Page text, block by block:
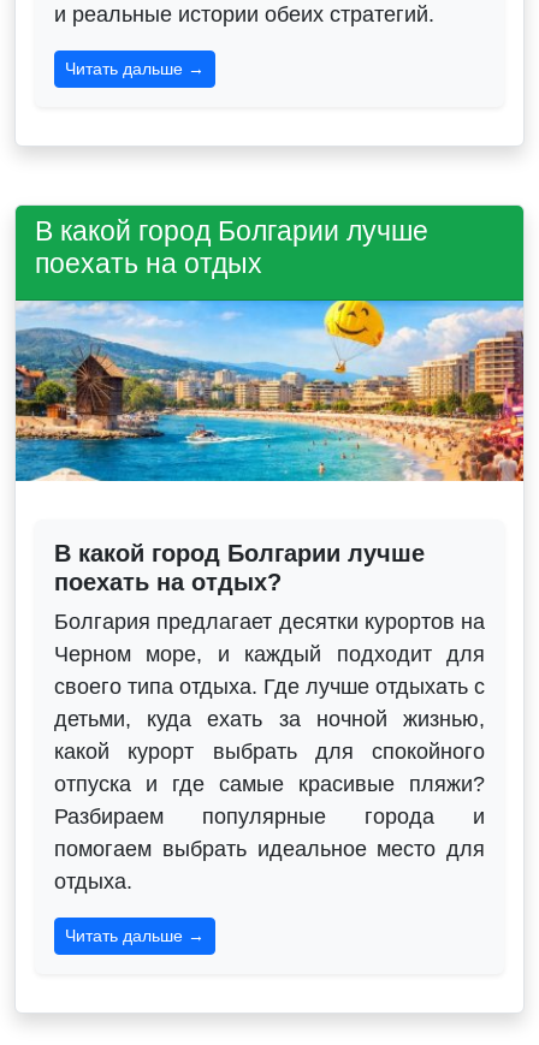
и реальные истории обеих стратегий.
Читать дальше →
В какой город Болгарии лучше
поехать на отдых
В какой город Болгарии лучше
поехать на отдых?
Болгария предлагает десятки курортов на
Черном море, и каждый подходит для
своего типа отдыха. Где лучше отдыхать с
детьми, куда ехать за ночной жизнью,
какой курорт выбрать для спокойного
отпуска и где самые красивые пляжи?
Разбираем популярные города и
помогаем выбрать идеальное место для
отдыха.
Читать дальше →